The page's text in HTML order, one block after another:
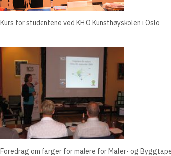
Kurs for studentene ved KHiO Kunsthøyskolen i Oslo
Foredrag om farger for malere for Maler- og